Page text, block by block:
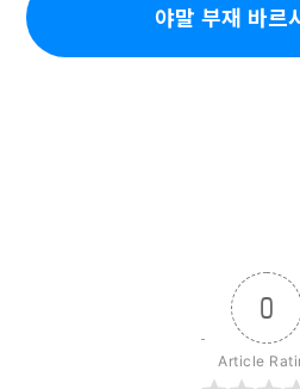
야말 부재 바르
0
Article